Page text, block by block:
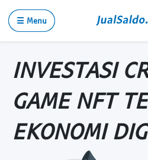
☰ Menu
INVESTASI
GAME NFT
EKONOMI